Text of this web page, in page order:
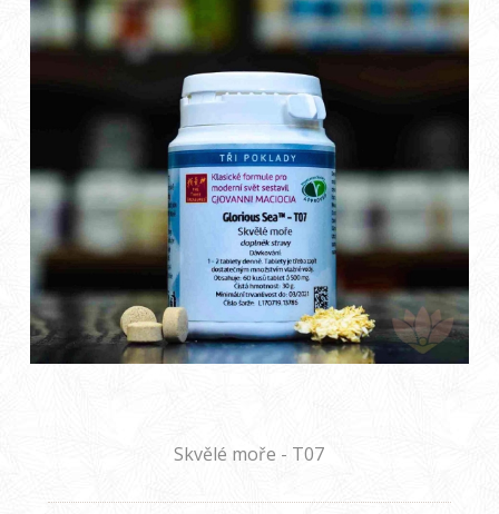
Skvělé moře - T07